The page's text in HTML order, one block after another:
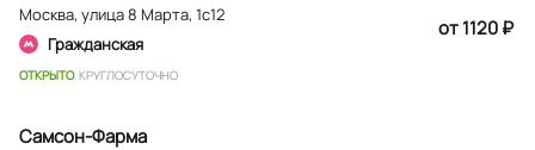
Москва, улица 8 Марта, 1с12
Гражданская
ОТКРЫТО КРУГЛОСУТОЧНО
от 1120 ₽
Самсон-Фарма